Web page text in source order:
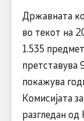
Државната
во текот на
1.535
претставува
покажува
Комисијата
разгледан